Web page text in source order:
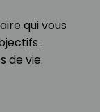
qui vous
:
de vie.